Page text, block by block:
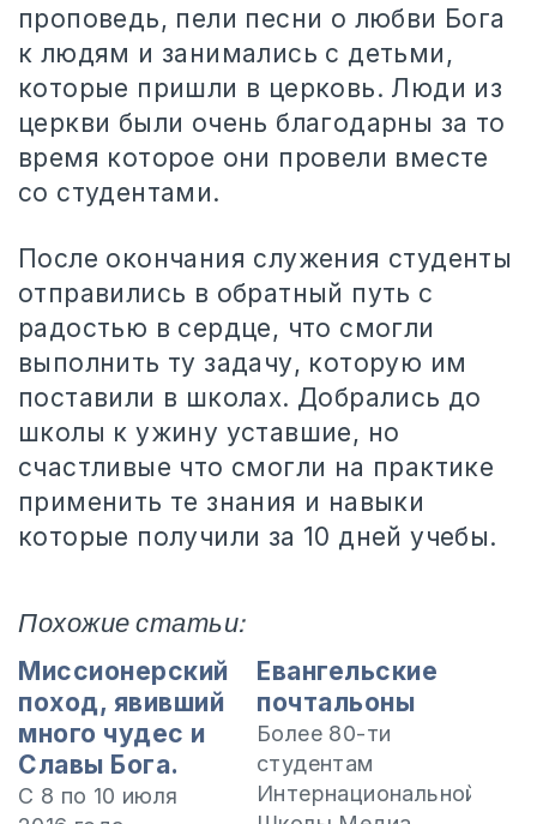
проповедь, пели песни о любви Бога
к людям и занимались с детьми,
которые пришли в церковь. Люди из
церкви были очень благодарны за то
время которое они провели вместе
со студентами.
После окончания служения студенты
отправились в обратный путь с
радостью в сердце, что смогли
выполнить ту задачу, которую им
поставили в школах. Добрались до
школы к ужину уставшие, но
счастливые что смогли на практике
применить те знания и навыки
которые получили за 10 дней учебы.
Похожие статьи:
Миссионерский
поход, явивший
много чудес и
Славы Бога.
С 8 по 10 июля
Евангельские
почтальоны
Более 80-ти
студентам
Интернациональной